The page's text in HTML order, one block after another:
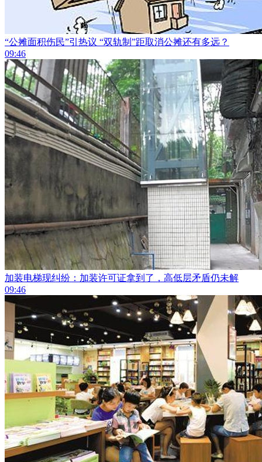
“公摊面积伤民”引热议 “双轨制”距取消公摊还有多远？
09:46
加装电梯现纠纷：加装许可证拿到了，高低层矛盾仍未解
09:46